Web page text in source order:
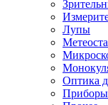
Лупы
Оптика
Приборы